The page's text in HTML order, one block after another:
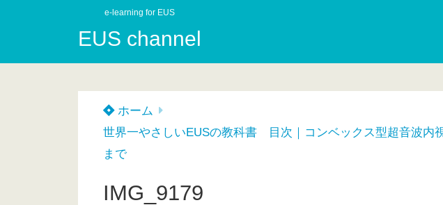
e-learning for EUS
EUS channel
ホーム
世界一やさしいEUSの教科書 目次｜コンベックス型超音波内
まで
IMG_9179